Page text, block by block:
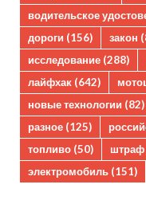
водительское
дороги (156) закон
исследование (288)
лайфхак (642)
новые технологии (82)
разное (125)
топливо (50) штраф
электромобиль (151)